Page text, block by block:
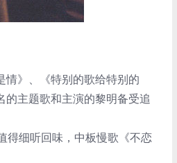
情》、《特别的歌给特别的
主题歌和主演的黎明备受追
得细听回味，中板慢歌《不恋